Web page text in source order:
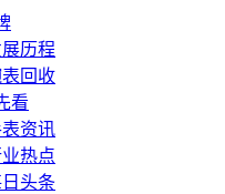
历程
回收
看
资讯
热点
头条